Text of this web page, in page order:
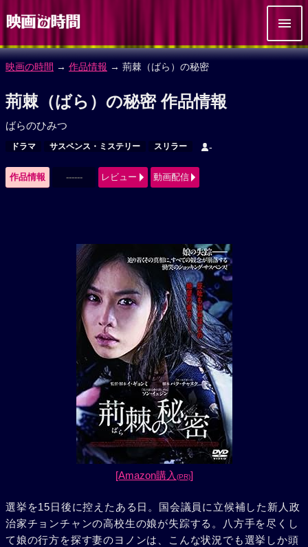
映画の時間 → 作品情報 → 荊棘（ばら）の秘密
荊棘（ばら）の秘密 作品情報
ばらのひみつ
ドラマ サスペンス・ミステリー スリラー -
作品情報 ------ レビュー 動画配信
[Amazon購入 (PR)]
選挙を15日後に控えたある日。国会議員に立候補した新人政
治家チョンチャンの高校生の娘が失踪する。八方手を尽くし
て娘の行方を探す妻のヨノンは、こんな状況でも選挙しか頭